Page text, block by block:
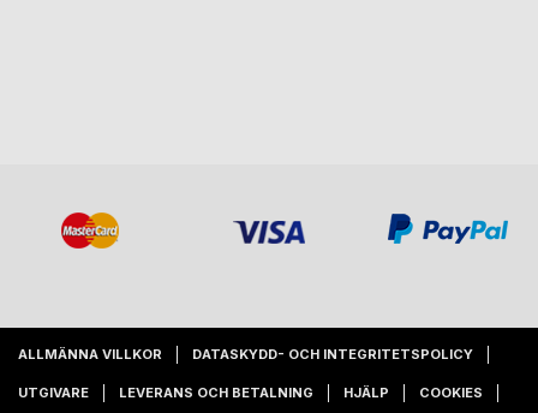
ALLMÄNNA VILLKOR DATASKYDD- OCH INTEGRITETSPOLICY
UTGIVARE LEVERANS OCH BETALNING HJÄLP COOKIES